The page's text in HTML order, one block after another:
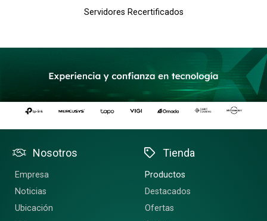
Servidores Recertificados
Nosotros
Empresa
Noticias
Ubicación
Tienda
Productos
Destacados
Ofertas